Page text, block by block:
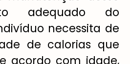
adequado do
necessita de
de calorias que
acordo com idade,